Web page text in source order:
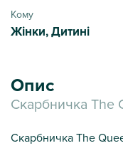
Кому
Жінки, Дитині
Опис
Скарбничка The
Скарбничка The